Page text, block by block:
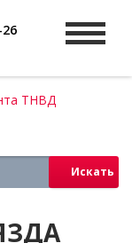
ТНВД
Искать